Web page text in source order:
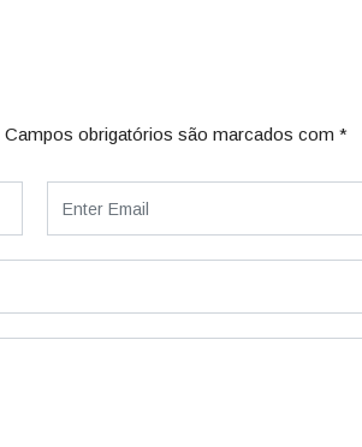
Campos obrigatórios são marcados com *